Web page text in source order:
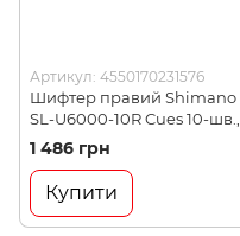
Артикул: 4550170231576
Шифтер правий Shimano
SL-U6000-10R Cues 10-шв.,
з індикатором передач
(SHMO ESLU600010RAP)
1 486 грн
Купити